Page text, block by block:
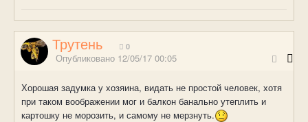
Трутень 0
Опубликовано 12/05/17 00:05
Хорошая задумка у хозяина, видать не простой человек, хотя
при таком воображении мог и балкон банально утеплить и
картошку не морозить, и самому не мерзнуть.